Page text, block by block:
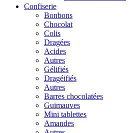
Confiserie
Bonbons
Chocolat
Colis
Dragées
Acides
Autres
Gélifiés
Dragéifiés
Autres
Barres chocolatées
Guimauves
Mini tablettes
Amandes